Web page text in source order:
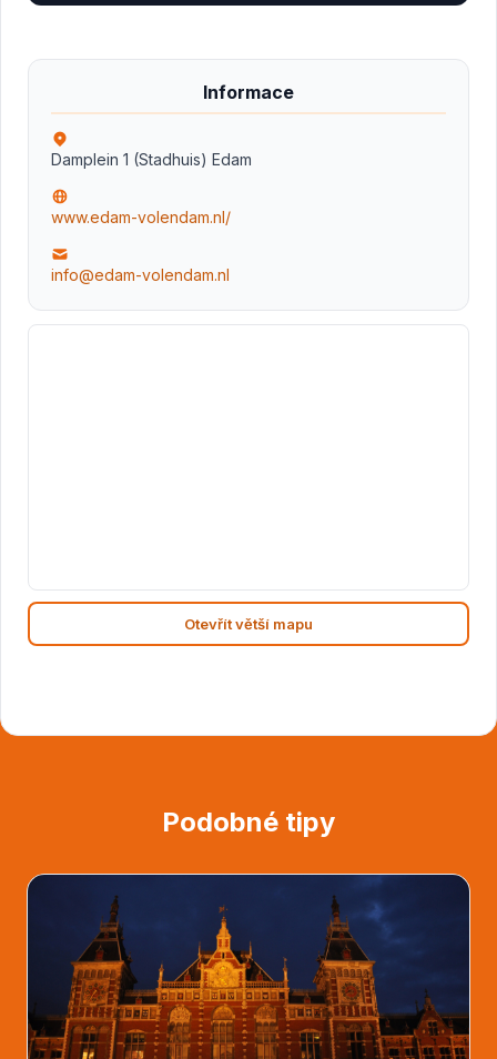
Informace
Damplein 1 (Stadhuis) Edam
www.edam-volendam.nl/
info@edam-volendam.nl
Otevřít větší mapu
Podobné tipy